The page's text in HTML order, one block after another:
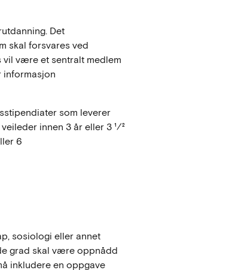
Det
skal forsvares ved
vil være et sentralt medlem
informasjon
som leverer
innen 3 år eller 3 ½
6
sosiologi eller annet
grad skal være oppnådd
inkludere en oppgave